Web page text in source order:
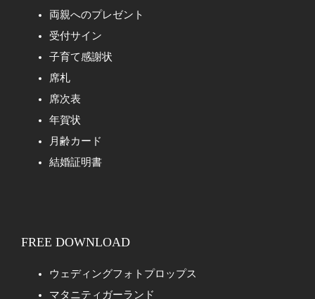
両親へのプレゼント
受付サイン
子育て感謝状
席札
席次表
年賀状
月齢カード
結婚証明書
FREE DOWNLOAD
ウェディングフォトプロップス
マタニティガーランド